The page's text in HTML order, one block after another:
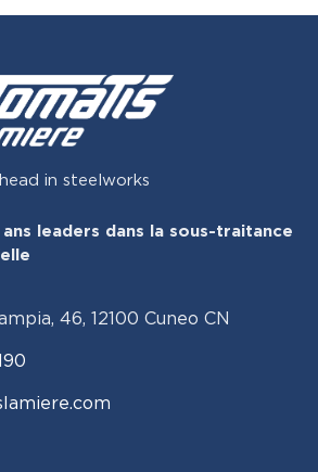
in steelworks
leaders dans la sous-traitance
46, 12100 Cuneo CN